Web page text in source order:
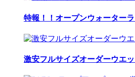
特報！！オープンウォーター
激安フルサイズオーダーウエ